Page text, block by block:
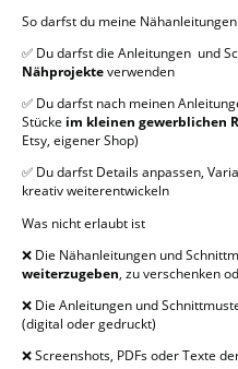
So darfst du meine
✅ Du darfst die Anleitungen und
Nähprojekteverwenden
✅ Du darfst nach meinen
Stücke im kleinen gewerblichen
Etsy, eigener Shop)
✅ Du darfst Details anpassen,
kreativ weiterentwickeln
Was nicht erlaubt ist
❌ Die Nähanleitungen und
weiterzugeben, zu verschenken
❌ Die Anleitungen und
(digital oder gedruckt)
❌ Screenshots, PDFs oder Texte